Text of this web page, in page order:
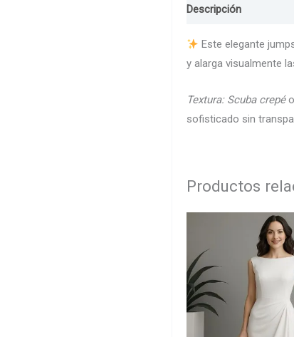
Descripción
Este elegante
y alarga visualmente
Textura: Scuba crepé
sofisticado sin
Productos